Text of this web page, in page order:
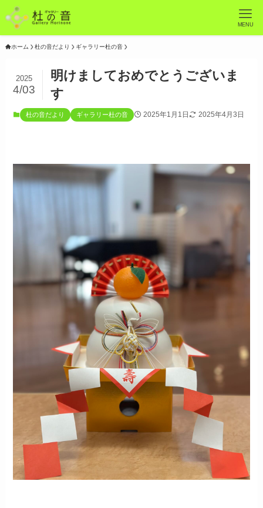
MENU
ホーム 杜の音だより ギャラリー杜の音
明けましておめでとうございま
す
2025
4/03
杜の音だより ギャラリー杜の音 2025年1月1日 2025年4月3日